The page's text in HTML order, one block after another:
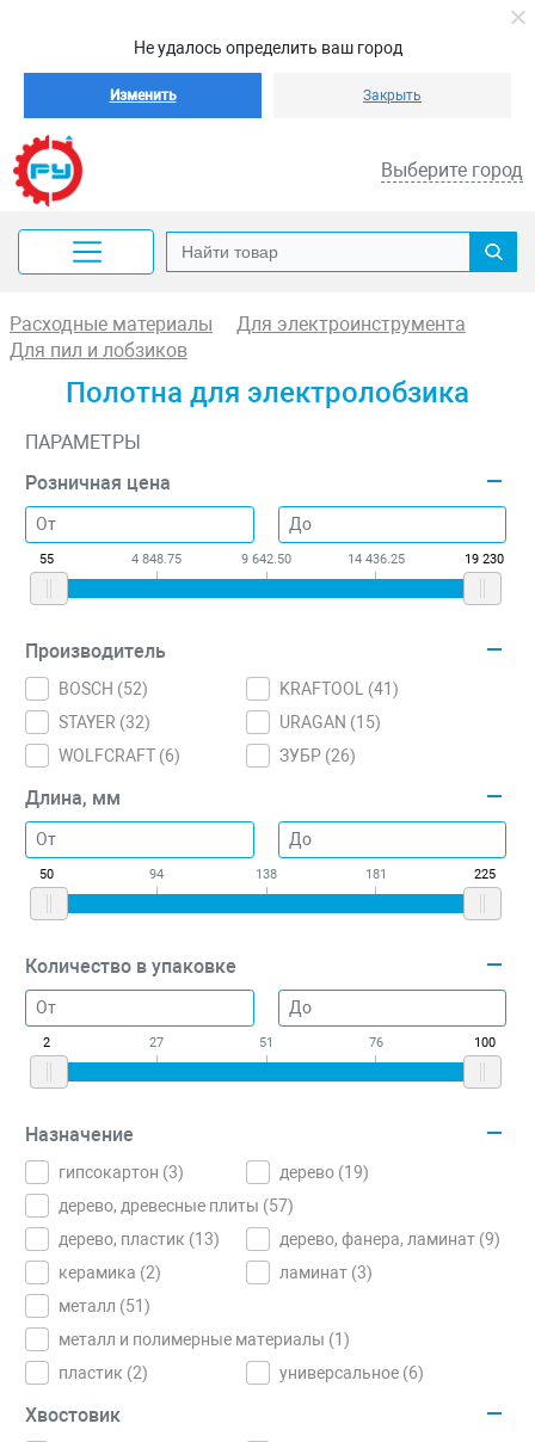
Не удалось определить ваш город
Изменить Закрыть
Выберите город
Расходные материалы
Для электроинструмента
Для пил и лобзиков
Полотна для электролобзика
ПАРАМЕТРЫ
Розничная цена
55 4 848.75 9 642.50 14 436.25 19 230
Производитель
BOSCH (52) KRAFTOOL (41)
STAYER (32) URAGAN (15)
WOLFCRAFT (6) ЗУБР (26)
Длина, мм
50 94 138 181 225
Количество в упаковке
2 27 51 76 100
Назначение
гипсокартон (3) дерево (19)
дерево, древесные плиты (57)
дерево, пластик (13) дерево, фанера, ламинат (9)
керамика (2) ламинат (3)
металл (51 )
металл и полимерные материалы (1 )
пластик (2) универсальное (6)
Хвостовик